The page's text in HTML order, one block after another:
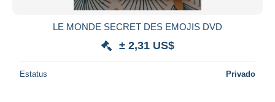
LE MONDE SECRET DES EMOJIS DVD
± 2,31 US$
Estatus Privado